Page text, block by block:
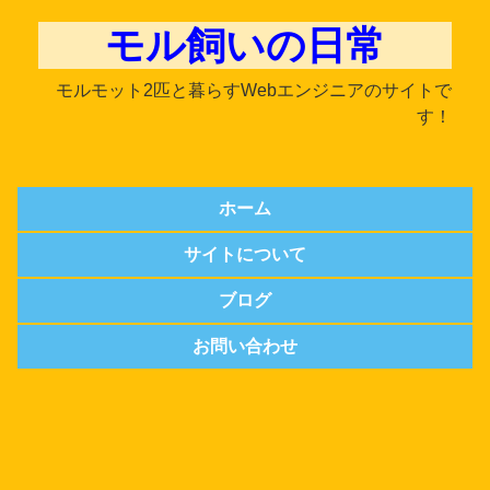
モル飼いの日常
モルモット2匹と暮らすWebエンジニアのサイトで
す！
ホーム
サイトについて
ブログ
お問い合わせ